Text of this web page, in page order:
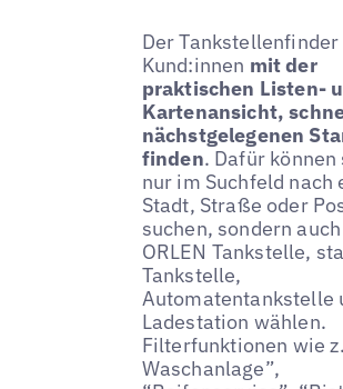
Der
Kund:innen mit der
praktischen Listen-
Kartenansicht,
nächstgelegenen
finden. Dafür
nur im Suchfeld nach
Stadt, Straße oder
suchen, sondern
ORLEN Tankstelle,
Tankstelle,
Automatentankstelle
Ladestation wählen.
Filterfunktionen wie
Waschanlage”,